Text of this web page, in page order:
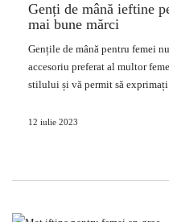
Genți de mână ieftine
mai bune mărci
Gențile de mână pentru femei
accesoriu preferat al multor
stilului și vă permit să
bună de la cele mai la modă și
ieftine pentru
12 iulie 2023